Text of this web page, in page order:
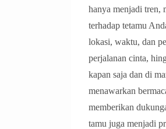
hanya menjadi tren,
terhadap tetamu
lokasi, waktu, dan
perjalanan cinta,
kapan saja dan di
menawarkan
memberikan
tamu juga menjadi